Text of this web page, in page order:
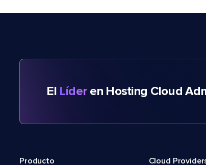
El Líder en Hosting Cloud
Producto Cloud